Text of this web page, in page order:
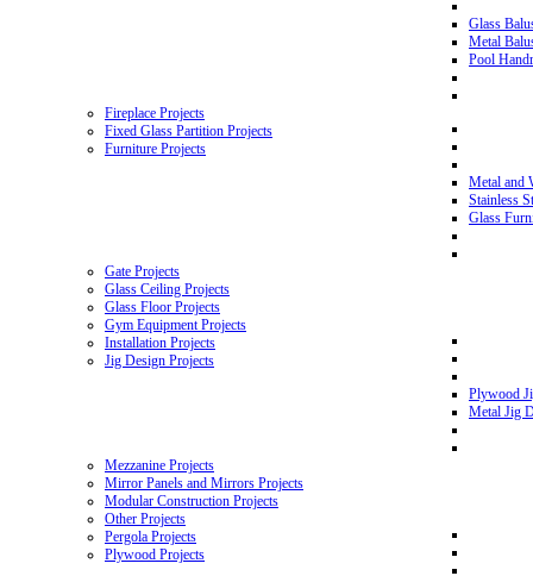
Glass
Metal
Pool
Fireplace Projects
Fixed Glass Partition Projects
Furniture Projects
Metal and
Stainless
Glass
Gate Projects
Glass Ceiling Projects
Glass Floor Projects
Gym Equipment Projects
Installation Projects
Jig Design Projects
Plywood
Metal Jig
Mezzanine Projects
Mirror Panels and Mirrors Projects
Modular Construction Projects
Other Projects
Pergola Projects
Plywood Projects